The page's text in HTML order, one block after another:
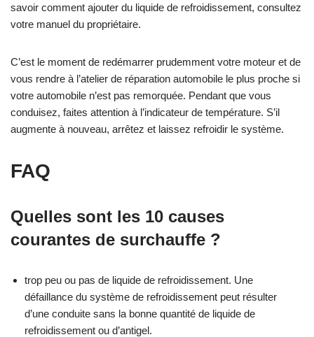
savoir comment ajouter du liquide de refroidissement, consultez
votre manuel du propriétaire.
C’est le moment de redémarrer prudemment votre moteur et de
vous rendre à l’atelier de réparation automobile le plus proche si
votre automobile n’est pas remorquée. Pendant que vous
conduisez, faites attention à l’indicateur de température. S’il
augmente à nouveau, arrêtez et laissez refroidir le système.
FAQ
Quelles sont les 10 causes
courantes de surchauffe ?
trop peu ou pas de liquide de refroidissement. Une
défaillance du système de refroidissement peut résulter
d’une conduite sans la bonne quantité de liquide de
refroidissement ou d’antigel.